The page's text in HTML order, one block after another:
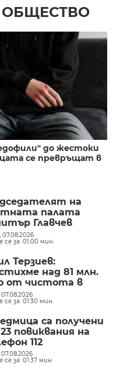
до жестоки
се превръщат в
на
палата
Главчев
служебния
Димитър
07.08.2026
се за: 01:00 мин.
Терзиев:
над 81 млн.
от чистота в
“Слатина”,
и “Изгрев” за
07.08.2026
се за: 01:30 мин.
са получени
повиквания на
112
07.08.2026
се за: 01:37 мин.